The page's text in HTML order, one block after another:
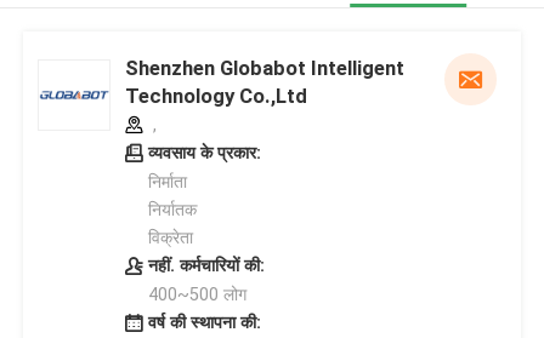
Shenzhen Globabot Intelligent
Technology Co.,Ltd
,
व्यवसाय के प्रकार:
निर्माता
निर्यातक
विक्रेता
नहीं. कर्मचारियों की:
400~500 लोग
वर्ष की स्थापना की: